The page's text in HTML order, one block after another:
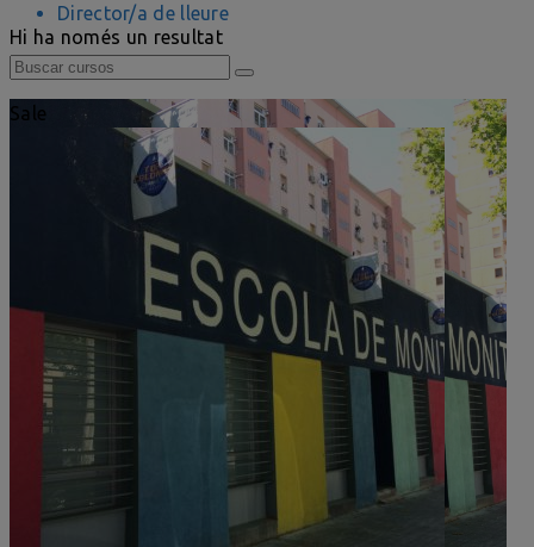
Director/a de lleure
Hi ha només un resultat
Sale